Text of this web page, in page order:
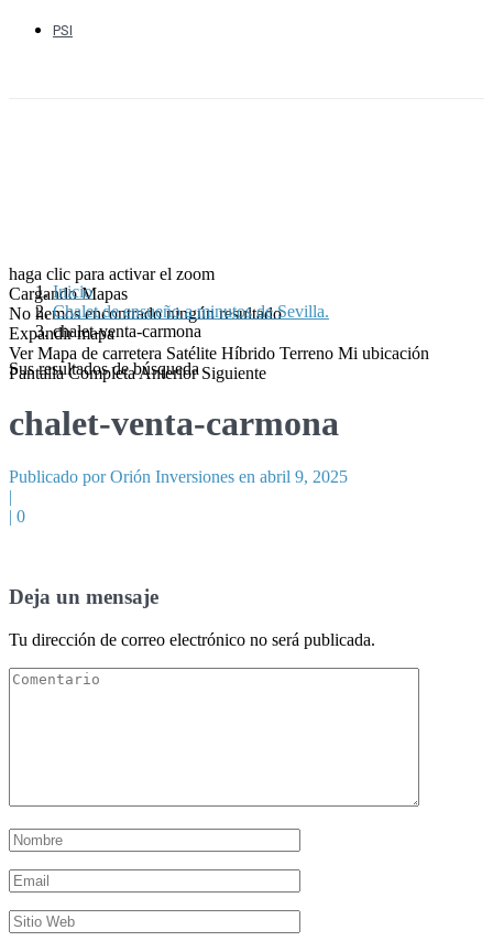
PSI
haga clic para activar el zoom
Cargando Mapas
No hemos encontrado ningún resultado
Expandir mapa
Ver Mapa de carretera Satélite Híbrido Terreno Mi ubicación
Pantalla CompletaAnterior Siguiente
Inicio
Chalet de ensueño a minutos de Sevilla.
chalet-venta-carmona
Sus resultados de búsqueda
chalet-venta-carmona
Publicado por Orión Inversiones en abril 9, 2025
|
| 0
Deja un mensaje
Tu dirección de correo electrónico no será publicada.